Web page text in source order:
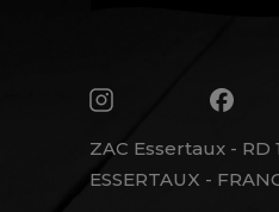
ZAC Essertaux - RD
ESSERTAUX -